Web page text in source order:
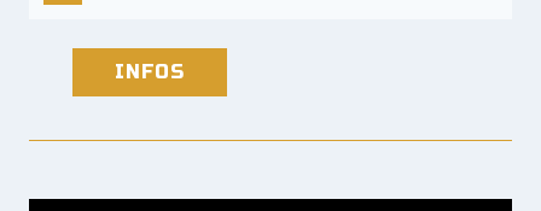
INFOS